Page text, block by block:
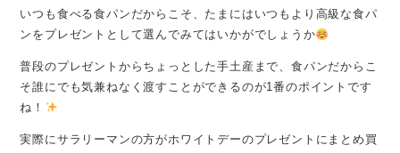
いつも食べる食パンだからこそ、たまにはいつもより高級な食パ
ンをプレゼントとして選んでみてはいかがでしょうか
普段のプレゼントからちょっとした手土産まで、食パンだからこ
そ誰にでも気兼ねなく渡すことができるのが1番のポイントです
ね！
実際にサラリーマンの方がホワイトデーのプレゼントにまとめ買